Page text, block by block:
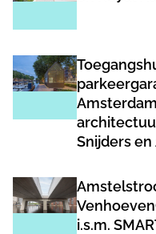
Snijders en
i.s.m.